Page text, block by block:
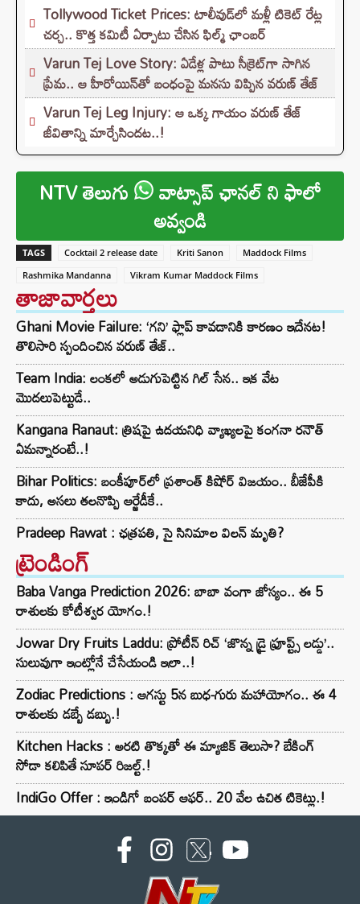
Tollywood Ticket Prices: టాలీవుడ్‌లో మళ్లీ టికెట్‌ రేట్ల
చర్చ.. కొత్త కమిటీ ఏర్పాటు చేసిన ఫిల్మ్‌ ఛాంబర్‌
Varun Tej Love Story: ఏడేళ్ల పాటు సీక్రెట్‌గా సాగిన
ప్రేమ.. ఆ హీరోయిన్‌తో బంధంపై మనసు విప్పిన వరుణ్ తేజ్
Varun Tej Leg Injury: ఆ ఒక్క గాయం వరుణ్ తేజ్
జీవితాన్ని మార్చేసిందట..!
NTV తెలుగు వాట్సాప్ ఛానల్ ని ఫాలో
అవ్వండి
TAGS Cocktail 2 release date Kriti Sanon
Maddock Films
Rashmika Mandanna
Vikram Kumar Maddock Films
తాజావార్తలు
Ghani Movie Failure: ‘గని’ ఫ్లాప్‌ కావడానికి కారణం ఇదేనట!
తొలిసారి స్పందించిన వరుణ్ తేజ్..
Team India: లంకలో అడుగుపెట్టిన గిల్ సేన.. ఇక వేట
మొదలుపెట్టుడే..
Kangana Ranaut: త్రిషపై ఉదయనిధి వ్యాఖ్యలపై కంగనా రనౌత్
ఏమన్నారంటే..!
Bihar Politics: బంకీపూర్‌లో ప్రశాంత్ కిషోర్ విజయం.. బీజేపీకి
కాదు, అసలు తలనొప్పి ఆర్జేడీకే..
Pradeep Rawat : ఛత్రపతి, సై సినిమాల విలన్ మృతి?
ట్రెండింగ్‌
Baba Vanga Prediction 2026: బాబా వంగా జోస్యం.. ఈ 5
రాశులకు కోటీశ్వర యోగం.!
Jowar Dry Fruits Laddu: ప్రోటీన్ రిచ్ ‘జొన్న డ్రై ఫ్రూప్ట్స్ లడ్డు’..
సులువుగా ఇంట్లోనే చేసేయండి ఇలా..!
Zodiac Predictions : ఆగస్టు 5న బుధ-గురు మహాయోగం.. ఈ 4
రాశులకు డబ్బే డబ్బు.!
Kitchen Hacks : అరటి తొక్కతో ఈ మ్యాజిక్ తెలుసా? బేకింగ్
సోడా కలిపితే సూపర్ రిజల్ట్.!
IndiGo Offer : ఇండిగో బంపర్ ఆఫర్.. 20 వేల ఉచిత టికెట్లు.!